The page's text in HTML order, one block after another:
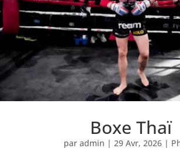
Boxe Thaï
par admin | 29 Avr, 2026 |